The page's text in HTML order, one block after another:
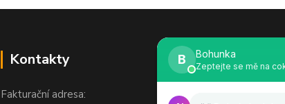
Kontakty
Fakturační adresa: